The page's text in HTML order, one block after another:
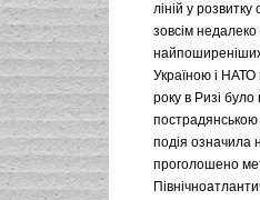
ліній у
зовсім
Україною і НАТО
року в Ризі
пострадянською
подія означила
проголошено